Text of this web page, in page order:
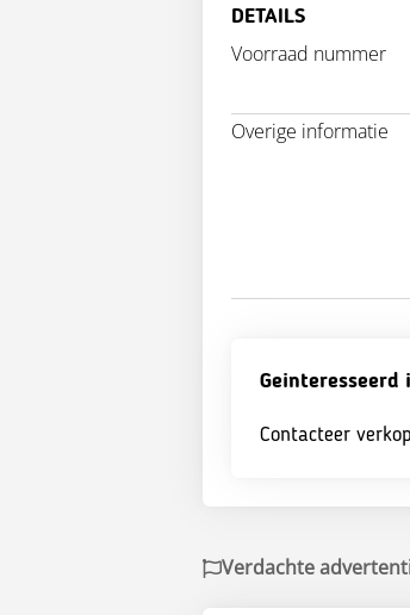
DETAILS
Voorraad nummer
Overige informatie
Geinteresseerd
Contacteer
Verdachte